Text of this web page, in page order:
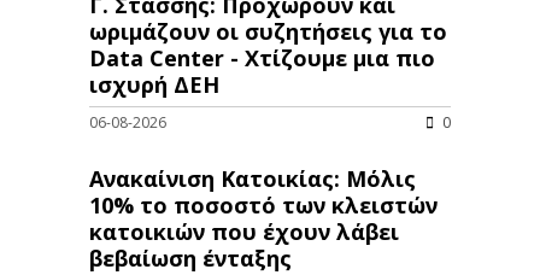
ωριμάζουν οι συζητήσεις για το
Data Center - Χτίζουμε μια πιο
ισχυρή ΔΕΗ
06-08-2026 0
Ανακαίνιση Κατοικίας: Μόλις
10% το ποσοστό των κλειστών
κατοικιών που έχουν λάβει
βεβαίωση ένταξης